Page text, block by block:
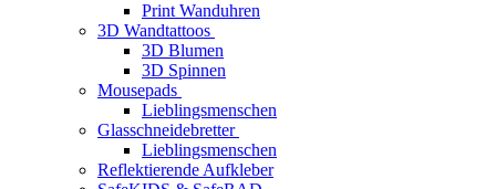
Print Wanduhren
3D Wandtattoos
3D Blumen
3D Spinnen
Mousepads
Lieblingsmenschen
Glasschneidebretter
Lieblingsmenschen
Reflektierende Aufkleber